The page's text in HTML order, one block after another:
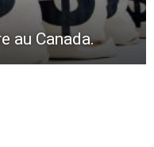
au Canada.